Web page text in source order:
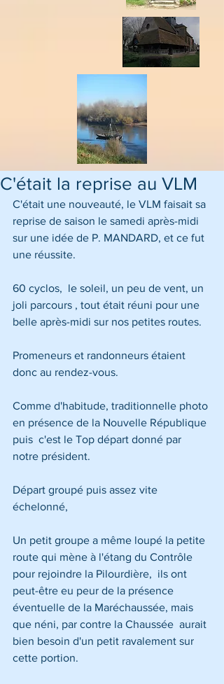
C'était la reprise au VLM
C'était une nouveauté, le VLM faisait sa
reprise de saison le samedi après-midi
sur une idée de P. MANDARD, et ce fut
une réussite.
60 cyclos,  le soleil, un peu de vent, un
joli parcours , tout était réuni pour une
belle après-midi sur nos petites routes.
Promeneurs et randonneurs étaient
donc au rendez-vous.
Comme d'habitude, traditionnelle photo
en présence de la Nouvelle République
puis  c'est le Top départ donné par
notre président.
Départ groupé puis assez vite
échelonné,
Un petit groupe a même loupé la petite
route qui mène à l'étang du Contrôle
pour rejoindre la Pilourdière,  ils ont
peut-être eu peur de la présence
éventuelle de la Maréchaussée, mais
que néni, par contre la Chaussée  aurait
bien besoin d'un petit ravalement sur
cette portion.